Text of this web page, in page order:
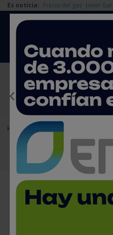
Es noticia: Precio del gas Javier
Redes Sociales Es
EMPRESAS
Home
Jornada debate sobre Plástico
Jornada